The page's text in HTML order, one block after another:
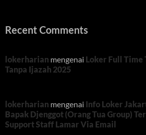
Recent Comments
lokerharian mengenai Loker Full Time
Tanpa Ijazah 2025
lokerharian mengenai Info Loker
Bapak Djenggot (Orang Tua Group)
Support Staff Lamar Via Email